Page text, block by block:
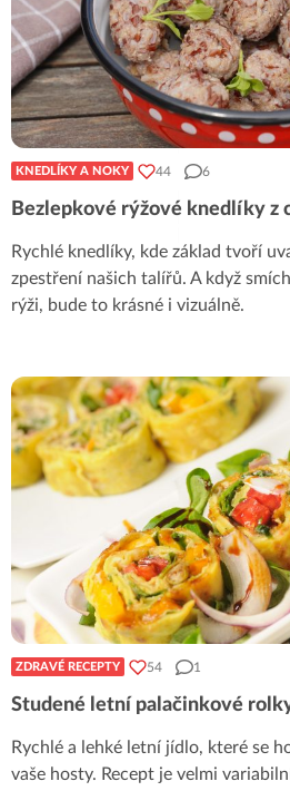
KNEDLÍKY A NOKY 44 6
Bezlepkové rýžové knedlíky z
Rychlé knedlíky, kde základ tvoří
zpestření našich talířů. A když
rýži, bude to krásné i vizuálně.
ZDRAVÉ RECEPTY 54 1
Studené letní palačinkové
Rychlé a lehké letní jídlo, které se
vaše hosty. Recept je velmi